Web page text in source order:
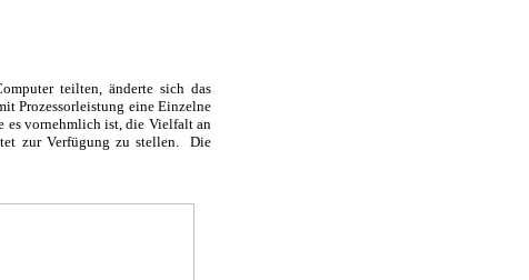
teilten, änderte sich das
Prozessorleistung eine Einzelne
es vornehmlich ist, die Vielfalt an
zur Verfügung zu stellen. Die